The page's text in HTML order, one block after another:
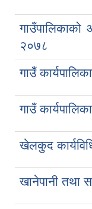
गाउँपालिकाको
२०७८
गाउँ
गाउँ
खेलकुद
खानेपानी तथा